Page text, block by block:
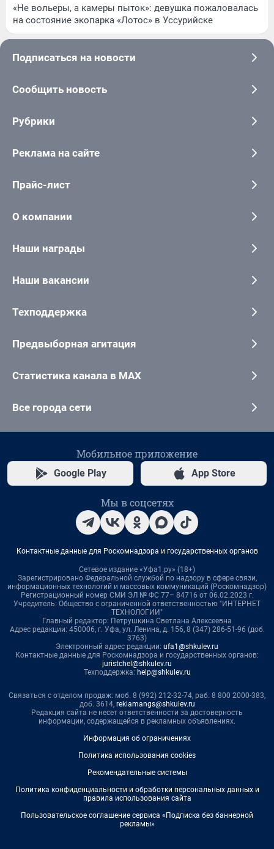
«Не вольеры, а камеры пыток»: девушка пожаловалась
на состояние экопарка «Лотос» в Уссурийске
Подписаться на новости
Сообщить новость
Рубрики
Реклама на сайте
Прайс-лист
О компании
Наши награды
Наши вакансии
Техподдержка
Предвыборная агитация
Статистика канала в MAX
Все города сети
Мобильное приложение
Google Play App Store
Мы в соцсетях
Контактные данные для Роскомнадзора и государственных органов
Сетевое издание «Уфа1.ру» (18+)
Зарегистрировано Федеральной службой по надзору в сфере связи,
информационных технологий и массовых коммуникаций (Роскомнадзор)
Регистрационный номер СМИ ЭЛ № ФС 77– 84716 от 06.02.2023 г.
Учредитель: Общество с ограниченной ответственностью "ИНТЕРНЕТ
ТЕХНОЛОГИИ"
Главный редактор: Петрушкина Светлана Алексеевна
Адрес редакции: 450006, г. Уфа, ул. Ленина, д. 156, 8 (347) 286-51-96 (доб.
3763)
Электронный адрес редакции: ufa1@shkulev.ru
Контактные данные для Роскомнадзора и государственных органов:
juristchel@shkulev.ru
Техподдержка: help@shkulev.ru
Связаться с отделом продаж: моб. 8 (992) 212-32-74, раб. 8 800 2000-383,
доб. 3614, reklamangs@shkulev.ru
Редакция сайта не несет ответственности за достоверность
информации, содержащейся в рекламных объявлениях.
Информация об ограничениях
Политика использования cookies
Рекомендательные системы
Политика конфиденциальности и обработки персональных данных и
правила использования сайта
Пользовательское соглашение сервиса «Подписка без баннерной
рекламы»